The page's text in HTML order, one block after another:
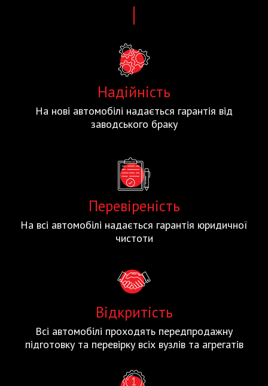
Надійність
На нові автомобілі надається гарантія від
заводського браку
Перевіреність
На всі автомобілі надається гарантія юридичної
чистоти
Відкритість
Всі автомобілі проходять передпродажну
підготовку та перевірку всіх вузлів та агрегатів